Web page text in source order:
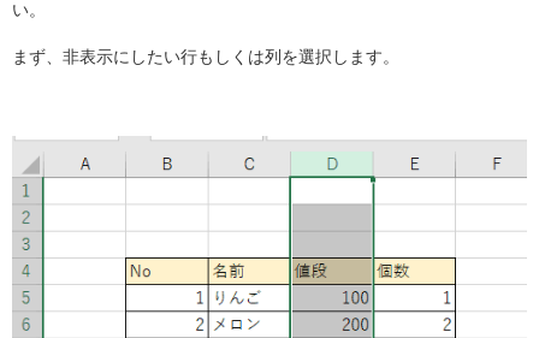
い。
まず、非表示にしたい行もしくは列を選択します。